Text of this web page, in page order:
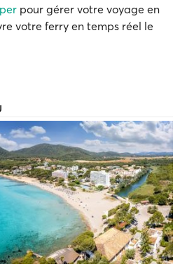
pour gérer votre voyage en
votre ferry en temps réel le